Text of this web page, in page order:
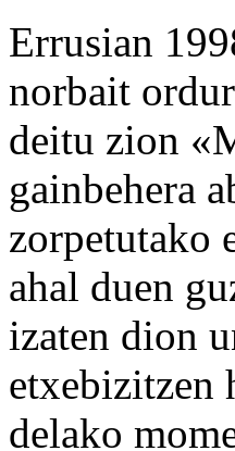
Errusian
norbait
deitu zion
gainbehera
zorpetutako
ahal duen
izaten dion
etxebizitzen
delako